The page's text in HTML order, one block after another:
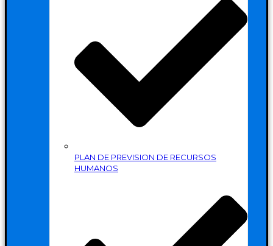
PLAN DE PREVISION DE RECURSOS
HUMANOS